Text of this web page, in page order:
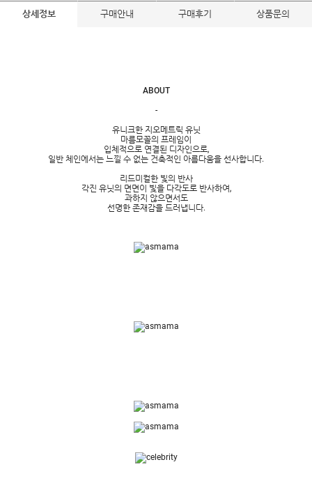
상세정보 구매안내 구매후기 상품문의
ABOUT
-
유니크한 지오메트릭 유닛
마름모꼴의 프레임이
입체적으로 연결된 디자인으로,
일반 체인에서는 느낄 수 없는 건축적인 아름다움을 선사합니다.
리드미컬한 빛의 반사
각진 유닛의 면면이 빛을 다각도로 반사하여,
과하지 않으면서도
선명한 존재감을 드러냅니다.